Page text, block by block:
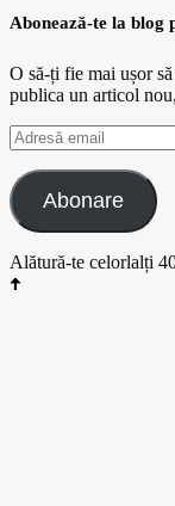
Abonează-te la blog
O să-ți fie mai ușor
publica un articol
Adresă
email
Abonare
Alătură-te celorlalți